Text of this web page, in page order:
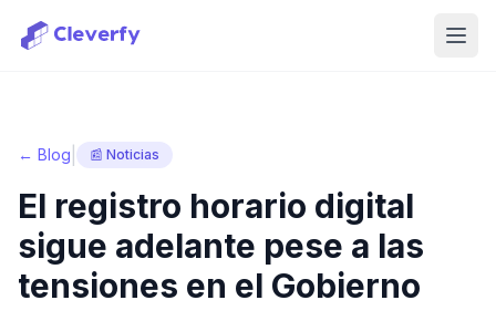
← Blog 📰 Noticias
El registro horario digital
sigue adelante pese a las
tensiones en el Gobierno